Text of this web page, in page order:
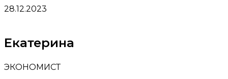
28.12.2023
Екатерина
ЭКОНОМИСТ